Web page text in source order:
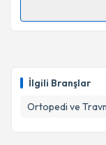
İlgili Branşlar
Ortopedi ve
E-posta